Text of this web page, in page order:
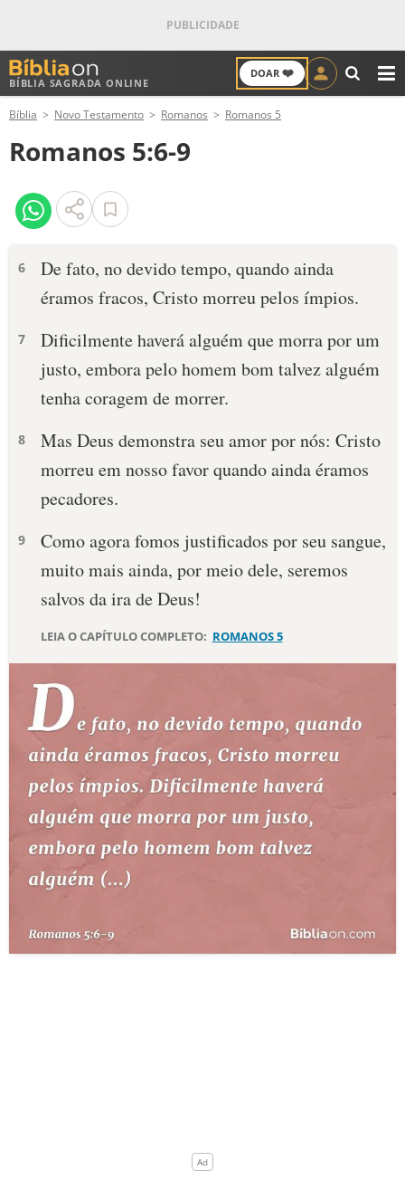
BÍBLIA SAGRADA ONLINE
DOAR ❤️
ANTIGO TESTAMENTO
NOVO TESTAMENTO
VERSÍCULOS
PALAVRA DO DIA
SALMO DO DIA
DEVOCIONAL DIÁRIO
10 MANDAMENTOS
ESBOÇOS DE PREGAÇÃO
TEMAS
QUEM SOMOS
LOJA BÍBLIAON
Bíblia Novo Testamento Romanos Romanos 5
Romanos 5:6-9
6
De fato, no devido tempo, quando ainda
éramos fracos, Cristo morreu pelos ímpios.
7
Dificilmente haverá alguém que morra por um
justo, embora pelo homem bom talvez alguém
tenha coragem de morrer.
8
Mas Deus demonstra seu amor por nós: Cristo
morreu em nosso favor quando ainda éramos
pecadores.
9
Como agora fomos justificados por seu sangue,
muito mais ainda, por meio dele, seremos
salvos da ira de Deus!
LEIA O CAPÍTULO COMPLETO: ROMANOS 5